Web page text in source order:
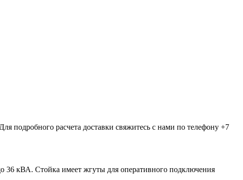
подробного расчета доставки свяжитесь с нами по телефону +7
36 кВА. Стойка имеет жгуты для оперативного подключения